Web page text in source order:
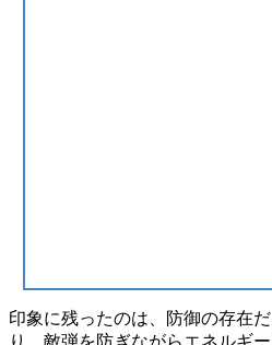
印象に残ったのは、防御の存在だ
り、敵弾を防ぎながらエネルギ